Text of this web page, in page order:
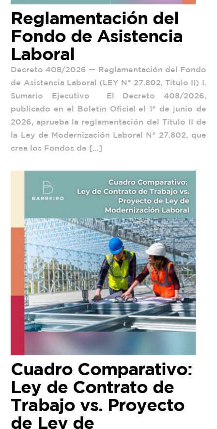
Reglamentación del
Fondo de Asistencia
Laboral
Decreto 408/2026 — Reglamentación del Fondo
de Asistencia Laboral (LEY N° 27.802, Título II) I.
Sumario Ejecutivo El Decreto 408/2026,
publicado en el Boletín Oficial el 1° de junio de
2026, aprueba la reglamentación del Título II de
la Ley de Modernización Laboral N° 27.802, que
crea los Fondos de […]
Cuadro Comparativo:
Ley de Contrato de
Trabajo vs. Proyecto
de Ley de